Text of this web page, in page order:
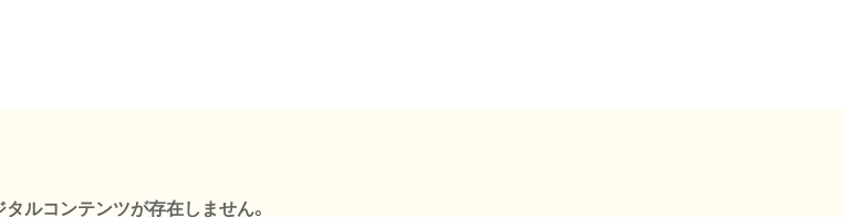
ルコンテンツが存在しません。